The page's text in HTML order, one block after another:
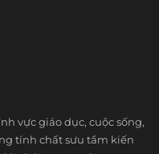
vực giáo dục, cuộc sống,
tính chất sưu tầm kiến